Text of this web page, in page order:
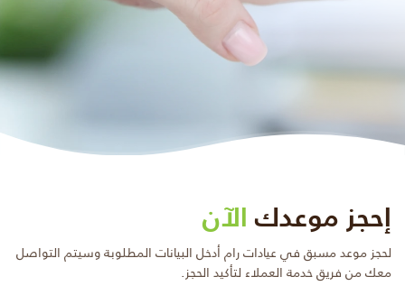
إحجز موعدكالآن
لحجز موعد مسبق في عيادات رام أدخل البيانات المطلوبة وسيتم التواصل
معك من فريق خدمة العملاء لتأكيد الحجز.